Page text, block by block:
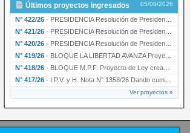
Últimos proyectos ingresados 05/08/2026
N° 422/26 · PRESIDENCIA Resolución de Presidencia N° 200/26 para su ratificación.
N° 421/26 · PRESIDENCIA Resolución de Presidencia N° 199/26 para su ratificación.
N° 420/26 · PRESIDENCIA Resolución de Presidencia N° 198/26 para su ratificación.
N° 419/26 · BLOQUE LA LIBERTAD AVANZA Proyecto de Ley declarando la esencialidad del servicio educativ…
N° 418/26 · BLOQUE M.P.F. Proyecto de Ley creando el Ente Único Regulador de servicios públicos de la …
N° 417/26 · I.P.V. y H. Nota N° 1358/26 Dando cumplimiento al artículo 29 de la Ley provincial N° 1399…
Ver proyectos »